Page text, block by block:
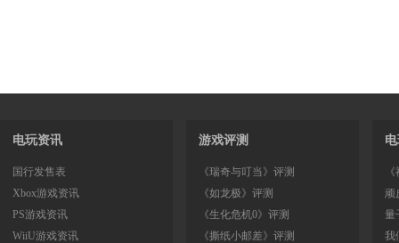
电玩资讯
国行发售表
Xbox游戏资讯
PS游戏资讯
WiiU游戏资讯
游戏评测
《瑞奇与叮当》评测
《如龙极》评测
《生化危机0》评测
《撕纸小邮差》评测
顽
量
我